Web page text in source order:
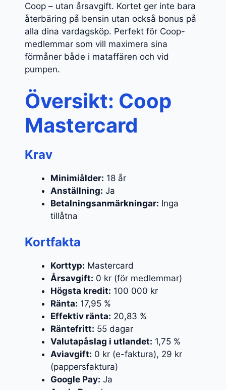
Coop – utan årsavgift. Kortet ger inte bara
återbäring på bensin utan också bonus på
alla dina vardagsköp. Perfekt för Coop-
medlemmar som vill maximera sina
förmåner både i mataffären och vid
pumpen.
Översikt: Coop
Mastercard
Krav
Minimiålder: 18 år
Anställning: Ja
Betalningsanmärkningar: Inga
tillåtna
Kortfakta
Korttyp: Mastercard
Årsavgift: 0 kr (för medlemmar)
Högsta kredit: 100 000 kr
Ränta: 17,95 %
Effektiv ränta: 20,83 %
Räntefritt: 55 dagar
Valutapåslag i utlandet: 1,75 %
Aviavgift: 0 kr (e-faktura), 29 kr
(pappersfaktura)
Google Pay: Ja